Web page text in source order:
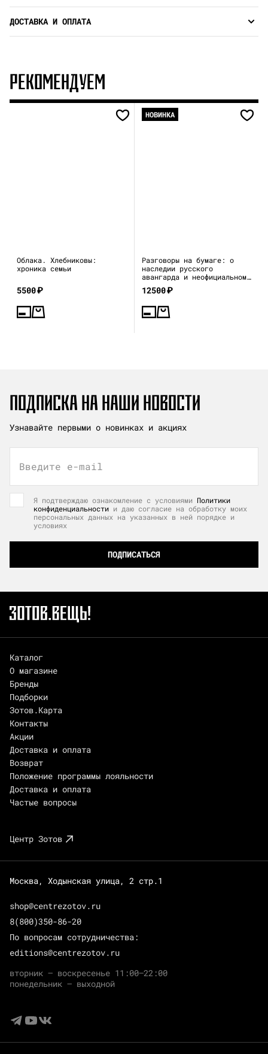
ДОСТАВКА И ОПЛАТА
РЕКОМЕНДУЕМ
Облака. Хлебниковы:
хроника семьи
5500₽
НОВИНКА
Разговоры на бумаге: о
наследии русского
авангарда и неофициальном
искусстве 1970–80-х
12500₽
ПОДПИСКА НА НАШИ НОВОСТИ
Узнавайте первыми о новинках и акциях
Введите e-mail
Я подтверждаю ознакомление с условиями Политики
конфиденциальности и даю согласие на обработку моих
персональных данных на указанных в ней порядке и
условиях
ПОДПИСАТЬСЯ
Каталог
О магазине
Бренды
Подборки
Зотов.Карта
Контакты
Акции
Доставка и оплата
Возврат
Положение программы лояльности
Доставка и оплата
Частые вопросы
Центр Зотов
Москва, Ходынская улица, 2 стр.1
shop@centrezotov.ru
8(800)350-86-20
По вопросам сотрудничества:
editions@centrezotov.ru
вторник — воскресенье 11:00–22:00
понедельник — выходной